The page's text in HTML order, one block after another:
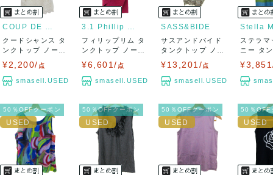
COUP DE CHANCE
クードシャンス タ
ンクトップ ノース
¥2,200/ 点
smasell.USED
3.1 Phillip Lim
フィリップリム タ
ンクトップ ノース
¥6,601/ 点
smasell.USED
SASS&BIDE
サスアンドバイド
タンクトップ ノー
¥13,201/点
smasell.USED
ステラマ
ニー タ
50％OFFクーポン 50％OFFクーポン 50％OFFクーポン 50％OFF